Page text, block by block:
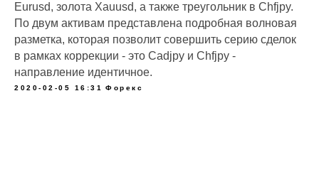
Eurusd, золота Xauusd, а также треугольник в Chfjpy.
По двум активам представлена подробная волновая
разметка, которая позволит совершить серию сделок
в рамках коррекции - это Cadjpy и Chfjpy -
направление идентичное.
2020-02-05 16:31 Форекс